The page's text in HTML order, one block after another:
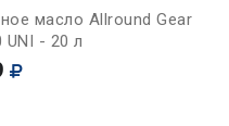
масло Allround Gear
UNI - 20 л